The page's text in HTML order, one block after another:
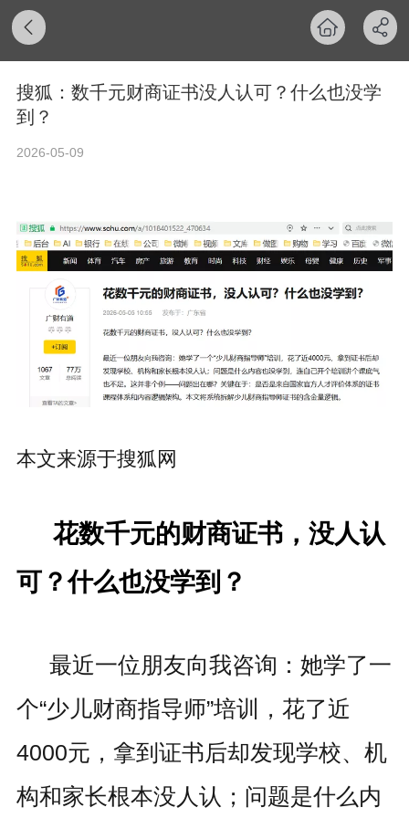
搜狐：数千元财商证书没人认可？什么也没学
到？
2026-05-09
本文来源于搜狐网
花数千元的财商证书，没人认
可？什么也没学到？
最近一位朋友向我咨询：她学了一
个“少儿财商指导师”培训，花了近
4000元，拿到证书后却发现学校、机
构和家长根本没人认；问题是什么内